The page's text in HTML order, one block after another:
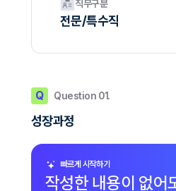
직무구분
전문/특수직
Q Question 01.
성장과정
빠르게 시작하기
작성한 내용이 없어